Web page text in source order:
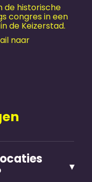
de historische
congres in een
de Keizerstad.
naar